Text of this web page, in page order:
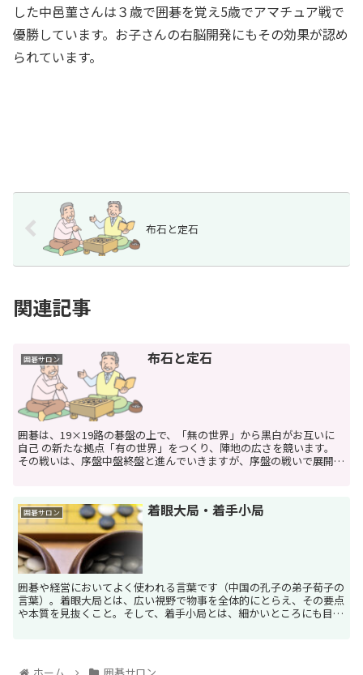
した中邑菫さんは３歳で囲碁を覚え5歳でアマチュア戦で
優勝しています。お子さんの右脳開発にもその効果が認め
られています。
布石と定石
関連記事
囲碁サロン 布石と定石
囲碁は、19×19路の碁盤の上で、「無の世界」から黒白がお互いに
自己 の新たな拠点「有の世界」をつくり、陣地の広さを競います。
その戦いは、序盤中盤終盤と進んでいきますが、序盤の戦いで展開さ
囲碁サロン 着眼大局・着手小局
囲碁や経営においてよく使われる言葉です（中国の孔子の弟子荀子の
言葉）。着眼大局とは、広い視野で物事を全体的にとらえ、その要点
や本質を見抜くこと。そして、着手小局とは、細かいところにも目を
ホーム 囲碁サロン